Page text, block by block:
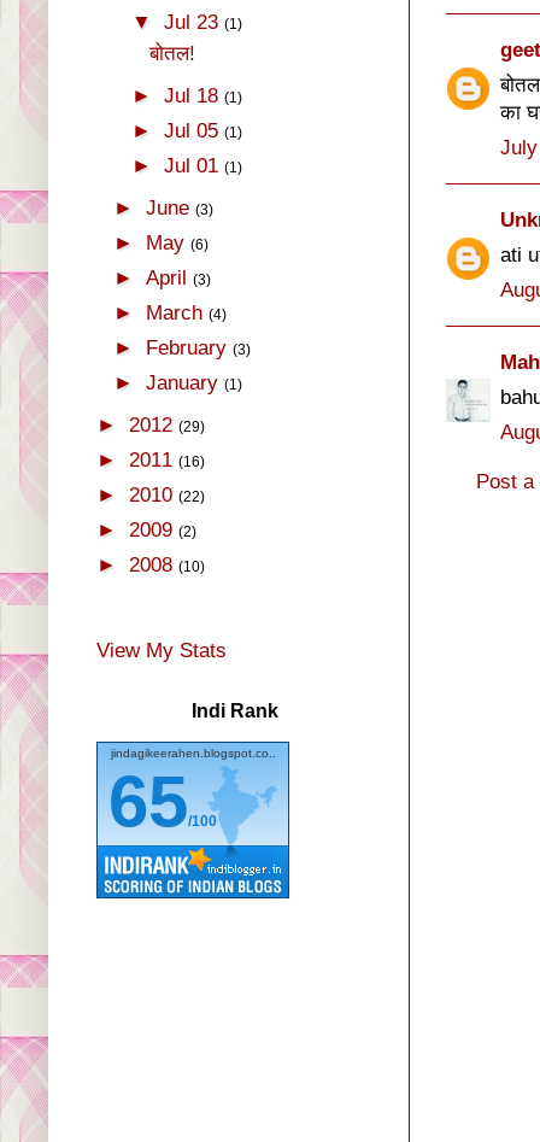
geet
का
ati
Post a
▼ Jul 23 (1)
बोतल!
► Jul 18 (1)
► Jul 05 (1)
► Jul 01 (1)
►June(3)
► May(6)
►April(3)
► March(4)
► February(3)
►January(1)
► 2012 (29)
► 2011 (16)
► 2010 (22)
► 2009 (2)
► 2008 (10)
View My Stats
Indi Rank
jindagikeerahen.blogspot.co..
65/100